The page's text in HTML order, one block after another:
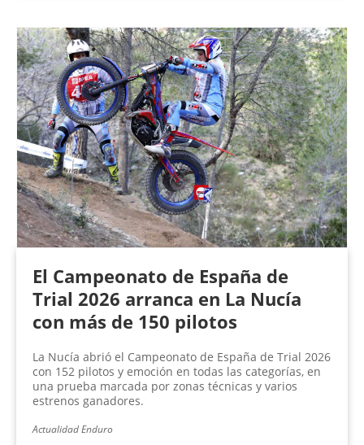
El Campeonato de España de
Trial 2026 arranca en La Nucía
con más de 150 pilotos
La Nucía abrió el Campeonato de España de Trial 2026
con 152 pilotos y emoción en todas las categorías, en
una prueba marcada por zonas técnicas y varios
estrenos ganadores.
Actualidad Enduro